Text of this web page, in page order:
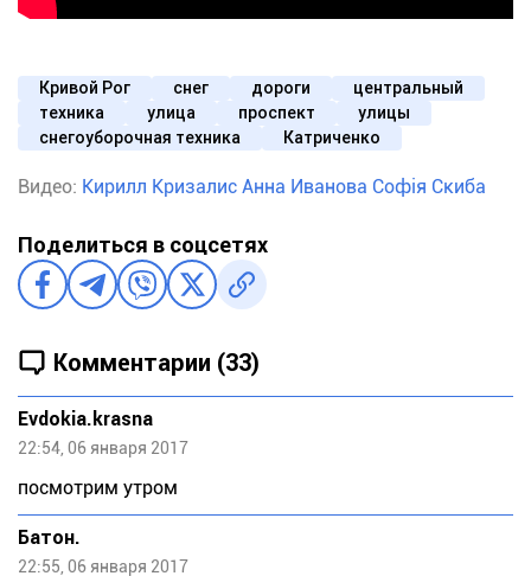
Кривой Рог снег дороги
центральный
техника
улица проспект
улицы
снегоуборочная техника
Катриченко
Видео: Кирилл Кризалис Анна Иванова Софія Скиба
Поделиться в соцсетях
Комментарии (33)
Evdokia.krasna
22:54, 06 января 2017
посмотрим утром
Бaтoн.
22:55, 06 января 2017